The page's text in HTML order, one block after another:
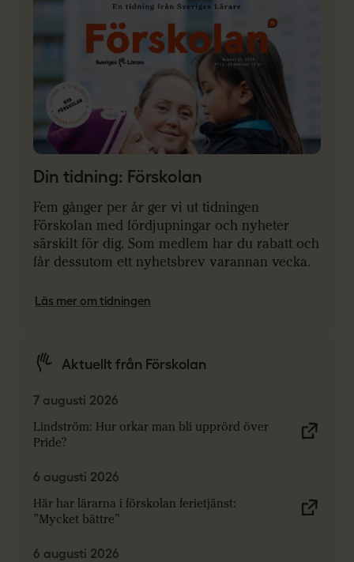
Din tidning: Förskolan
Fem gånger per år ger vi ut tidningen
Förskolan med fördjupningar och nyheter
särskilt för dig. Som medlem har du rabatt och
får dessutom ett nyhetsbrev varannan vecka.
Läs mer om tidningen
Aktuellt från Förskolan
7 augusti 2026
Lindström: Hur orkar man bli upprörd över
Pride?
6 augusti 2026
Här har lärarna i förskolan ferietjänst:
”Mycket bättre”
6 augusti 2026